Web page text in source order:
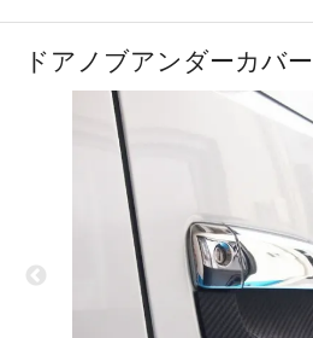
ドアノブアンダーカバー